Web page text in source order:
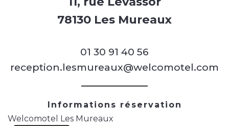
78130 Les Mureaux
01 30 91 40 56
reception.lesmureaux@welcomotel.com
Informations réservation
Welcomotel Les Mureaux